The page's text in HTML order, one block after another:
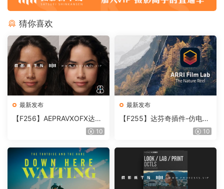
猜你喜欢
最新发布
【F256】AEPRAVXOFX达芬
奇视频人像磨皮润肤美颜插件
10
最新发布
【F255】达芬奇插件-仿电影
胶片视频调色插件 ARRI Film
10